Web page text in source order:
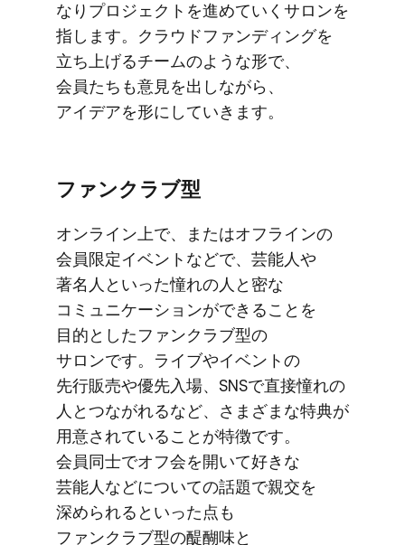
なりプロジェクトを​進めていく​サロンを​
指します。​クラウドファンディングを​
立ち上げる​チームのような​形で、​
会員たちも​意見を​出しながら、​
アイデアを​形に​していきます。
ファンクラブ型
オンライン上で、​または​オフラインの​
会員限定イベントなどで、​芸能人や​
著名人と​いった​憧れの​人と​密な​
コミュニケーションが​できる​ことを​
目的とした​ファンクラブ型の​
サロンです。​ライブや​イベントの​
先行販売や​優先入場、​SNSで​直接憧れの​
人と​つながれるなど、​さまざまな​特典が​
用意されている​ことが​特徴です。​
会員同士で​オフ会を​開いて​好きな​
芸能人などに​ついての​話題で​親交を​
深められると​いった​点も​
ファンクラブ型の​醍醐味と​